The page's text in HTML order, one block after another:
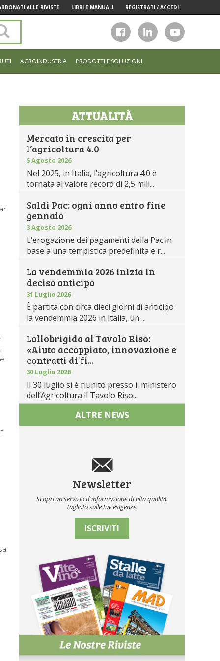
ALLE RIVISTE LIBRI E MANUALI REGISTRATI / ACCEDI
sito
AGROINDUSTRIA PRODOTTI E SOLUZIONI
ATTUALITÀ
Mercato in crescita per
l’agricoltura 4.0
5 Agosto 2026
Nel 2025, in Italia, l’agricoltura 4.0 è
tornata al valore record di 2,5 mili...
Saldi Pac: ogni anno entro fine
gennaio
3 Agosto 2026
L’erogazione dei pagamenti della Pac in
base a una tempistica predefinita e r...
La vendemmia 2026 inizia in
deciso anticipo
31 Luglio 2026
È partita con circa dieci giorni di anticipo
la vendemmia 2026 in Italia, un ...
Lollobrigida al Tavolo Riso:
«Aiuto accoppiato, innovazione e
contratti di fi...
30 Luglio 2026
Il 30 luglio si è riunito presso il ministero
dell’Agricoltura il Tavolo Riso...
ALTRE NEWS
Newsletter
Scopri un servizio d'informazione di alta qualità.
Tagliato sulle tue esigenze.
ISCRIVITI